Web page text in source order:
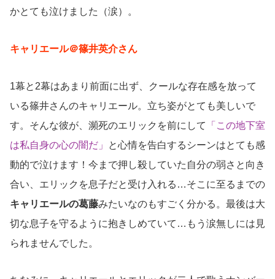
かとても泣けました（涙）。
キャリエール＠篠井英介さん
1幕と2幕はあまり前面に出ず、クールな存在感を放って
いる篠井さんのキャリエール。立ち姿がとても美しいで
す。そんな彼が、瀕死のエリックを前にして
「この地下室
は私自身の心の闇だ」
と心情を告白するシーンはとても感
動的で泣けます！今まで押し殺していた自分の弱さと向き
合い、エリックを息子だと受け入れる…そこに至るまでの
キャリエールの葛藤みたいなのもすごく分かる。最後は大
切な息子を守るように抱きしめていて…もう涙無しには見
られませんでした。